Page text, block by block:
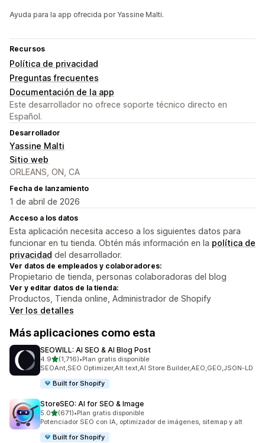
Ayuda para la app ofrecida por Yassine Malti.
Recursos
Política de privacidad
Preguntas frecuentes
Documentación de la app
Este desarrollador no ofrece soporte técnico directo en
Español.
Desarrollador
Yassine Malti
Sitio web
ORLEANS, ON, CA
Fecha de lanzamiento
1 de abril de 2026
Acceso a los datos
Esta aplicación necesita acceso a los siguientes datos para
funcionar en tu tienda. Obtén más información en la política de
privacidad del desarrollador.
Ver datos de empleados y colaboradores:
Propietario de tienda, personas colaboradoras del blog
Ver y editar datos de la tienda:
Productos, Tienda online, Administrador de Shopify
Ver los detalles
Más aplicaciones como esta
SEOWILL: AI SEO & AI Blog Post
4.9de 5 estrellas
(1,716)
1716 reseñas en total
•Plan gratis disponible
SEOAnt,SEO Optimizer,Alt text,AI Store Builder,AEO,GEO,JSON-LD
Built for Shopify
StoreSEO: AI for SEO & Image
5.0de 5 estrellas
(671)
671 reseñas en total
•Plan gratis disponible
Potenciador SEO con IA, optimizador de imágenes, sitemap y alt
Built for Shopify